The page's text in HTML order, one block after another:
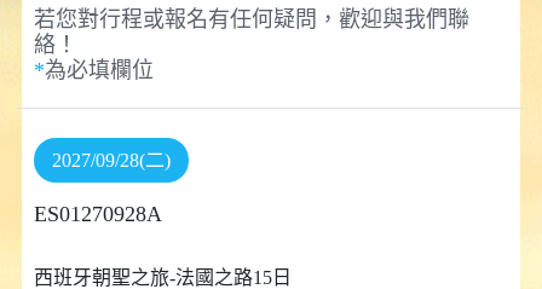
若您對行程或報名有任何疑問，歡迎與我們聯
絡！
*為必填欄位
2027/09/28(二)
ES01270928A
西班牙朝聖之旅-法國之路15日